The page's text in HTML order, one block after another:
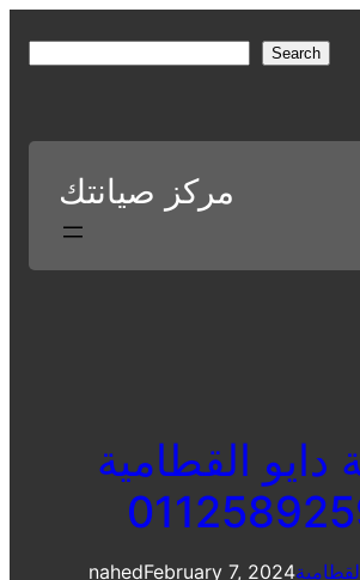
r
Search
مركز صيانتك
دايو القطامية
nahedFebruary 7, 2024